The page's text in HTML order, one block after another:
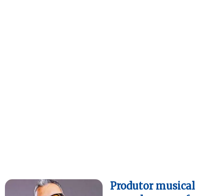
Produtor musical